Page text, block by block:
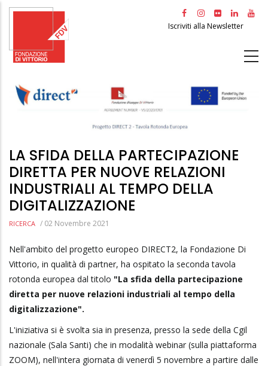
Salta
principale
Iscriviti alla Newsletter
LA SFIDA DELLA PARTECIPAZIONE
DIRETTA PER NUOVE RELAZIONI
INDUSTRIALI AL TEMPO DELLA
DIGITALIZZAZIONE
RICERCA / 02 Novembre 2021
Nell'ambito del progetto europeo DIRECT2, la Fondazione Di
Vittorio, in qualità di partner, ha ospitato la seconda tavola
rotonda europea dal titolo "La sfida della partecipazione
diretta per nuove relazioni industriali al tempo della
digitalizzazione".
L'iniziativa si è svolta sia in presenza, presso la sede della Cgil
nazionale (Sala Santi) che in modalità webinar (sulla piattaforma
ZOOM), nell'intera giornata di venerdì 5 novembre a partire dalle